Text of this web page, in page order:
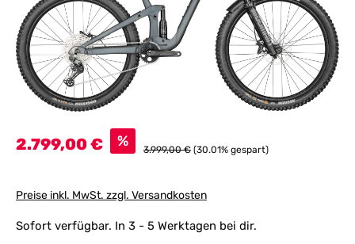
Verkaufspreis:
2.799,00 € % Regulärer Preis:
3.999,00 € (30.01% gespart)
Preise inkl. MwSt. zzgl. Versandkosten
Sofort verfügbar. In 3 - 5 Werktagen bei dir.